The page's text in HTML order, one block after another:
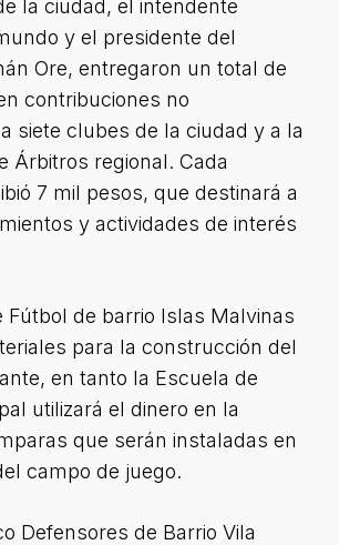
la ciudad, el intendente
y el presidente del
Ore, entregaron un total de
contribuciones no
siete clubes de la ciudad y a la
Árbitros regional. Cada
7 mil pesos, que destinará a
y actividades de interés
Fútbol de barrio Islas Malvinas
para la construcción del
en tanto la Escuela de
utilizará el dinero en la
que serán instaladas en
campo de juego.
Defensores de Barrio Vila